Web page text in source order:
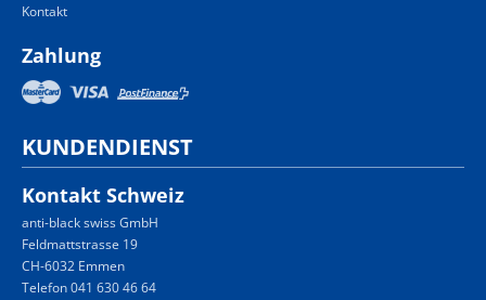
Kontakt
Zahlung
KUNDENDIENST
Kontakt Schweiz
anti-black swiss GmbH
Feldmattstrasse 19
CH-6032 Emmen
Telefon 041 630 46 64